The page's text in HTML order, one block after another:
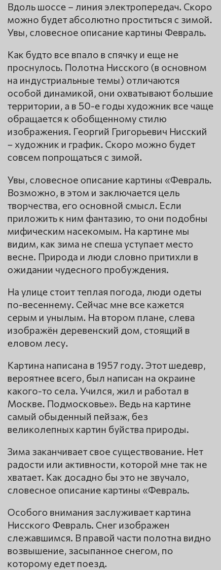
Вдоль шоссе – линия электропередач. Скоро
можно будет абсолютно проститься с зимой.
Увы, словесное описание картины Февраль.
Как будто все впало в спячку и еще не
проснулось. Полотна Нисского (в основном
на индустриальные темы) отличаются
особой динамикой, они охватывают большие
территории, а в 50-е годы художник все чаще
обращается к обобщенному стилю
изображения. Георгий Григорьевич Нисский
– художник и график. Скоро можно будет
совсем попрощаться с зимой.
Увы, словесное описание картины «Февраль.
Возможно, в этом и заключается цель
творчества, его основной смысл. Если
приложить к ним фантазию, то они подобны
мифическим насекомым. На картине мы
видим, как зима не спеша уступает место
весне. Природа и люди словно притихли в
ожидании чудесного пробуждения.
На улице стоит теплая погода, люди одеты
по-весеннему. Сейчас мне все кажется
серым и унылым. На втором плане, слева
изображён деревенский дом, стоящий в
еловом лесу.
Картина написана в 1957 году. Этот шедевр,
вероятнее всего, был написан на окраине
какого-то села. Учился, жил и работал в
Москве. Подмосковье». Ведь на картине
самый обыденный пейзаж, без
великолепных картин буйства природы.
Зима заканчивает свое существование. Нет
радости или активности, которой мне так не
хватает. Как досадно бы это не звучало,
словесное описание картины «Февраль.
Особого внимания заслуживает картина
Нисского Февраль. Снег изображен
слежавшимся. В правой части полотна видно
возвышение, засыпанное снегом, по
которому едет поезд.